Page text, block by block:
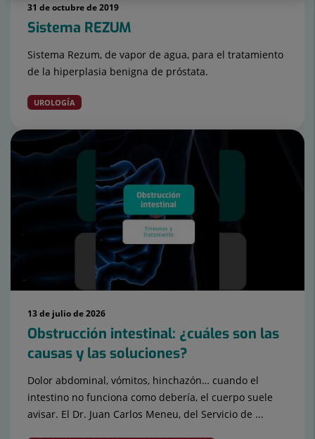
31 de octubre de 2019
Sistema REZUM
Sistema Rezum, de vapor de agua, para el tratamiento
de la hiperplasia benigna de próstata.
UROLOGÍA
13 de julio de 2026
Obstrucción intestinal: ¿cuáles son las
causas y las soluciones?
Dolor abdominal, vómitos, hinchazón… cuando el
intestino no funciona como debería, el cuerpo suele
avisar. El Dr. Juan Carlos Meneu, del Servicio de ...